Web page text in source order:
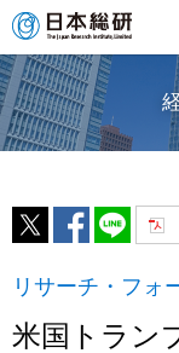
リサーチ・フォ
米国トラン